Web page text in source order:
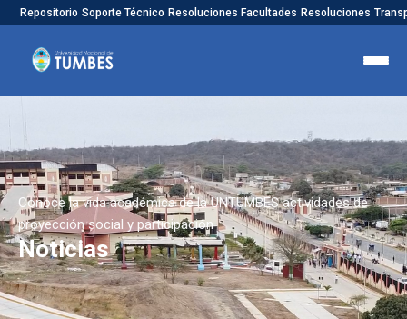
Repositorio Soporte Técnico Resoluciones Facultades Resoluciones
Conoce la vida académica de la UNTUMBES actividades de
proyección social y participación
Noticias